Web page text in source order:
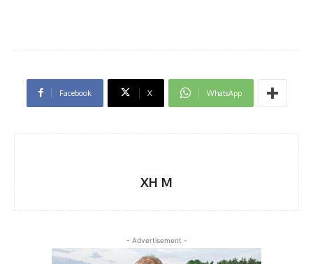
Facebook X WhatsApp
XH M
- Advertisement -